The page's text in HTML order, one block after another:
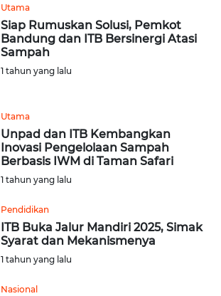
Utama
Siap Rumuskan Solusi, Pemkot
Bandung dan ITB Bersinergi Atasi
Sampah
1 tahun yang lalu
Utama
Unpad dan ITB Kembangkan
Inovasi Pengelolaan Sampah
Berbasis IWM di Taman Safari
1 tahun yang lalu
Pendidikan
ITB Buka Jalur Mandiri 2025, Simak
Syarat dan Mekanismenya
1 tahun yang lalu
Nasional